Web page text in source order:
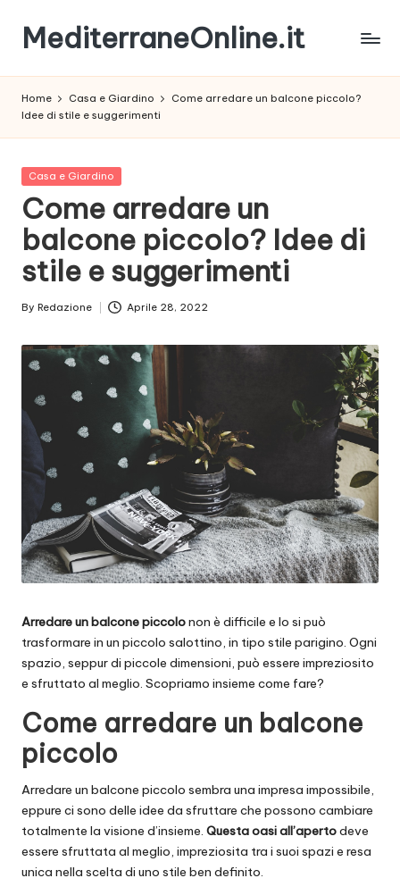
content
MediterraneOnline.it
aggiornato
nostre
News
Home Casa e Giardino
Come arredare un balcone piccolo?
Idee di stile e suggerimenti
Posted
Casa e Giardino
Come arredare un
balcone piccolo? Idee di
stile e suggerimenti
Posted
By Redazione Aprile 28, 2022
Arredare un balcone piccolonon è difficile e lo si può
trasformare in un piccolo salottino, in tipo stile parigino. Ogni
spazio, seppur di piccole dimensioni, può essere impreziosito
e sfruttato al meglio. Scopriamo insieme come fare?
Come arredare un balcone
piccolo
Arredare un balcone piccolo sembra una impresa impossibile,
eppure ci sono delle idee da sfruttare che possono cambiare
totalmente la visione d’insieme. Questa oasi all’apertodeve
essere sfruttata al meglio, impreziosita tra i suoi spazi e resa
unica nella scelta di uno stile ben definito.